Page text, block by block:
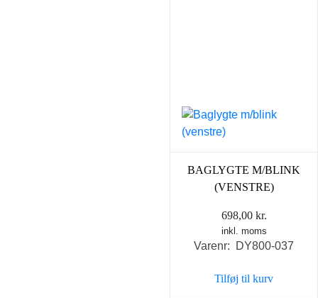
BAGLYGTE M/BLINK
(VENSTRE)
698,00 kr.
inkl. moms
Varenr: DY800-037
Tilføj til kurv